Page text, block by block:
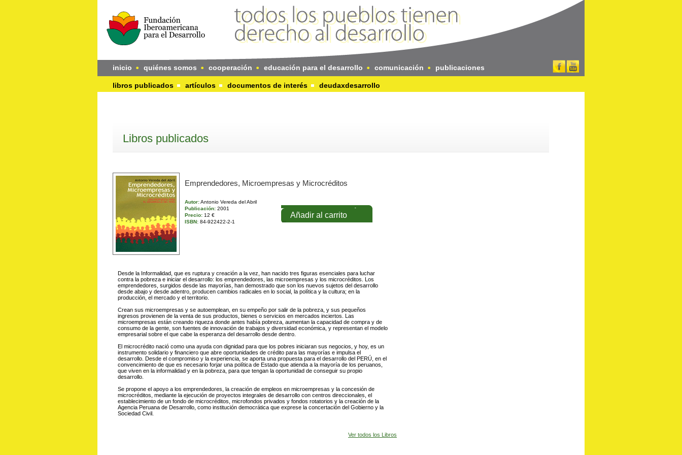
inicio quiénes somos cooperación educación para el desarrollo comunicación publicaciones
libros publicados artículos documentos de interés deudaxdesarrollo
Libros publicados
Emprendedores, Microempresas y Microcréditos
Autor:Antonio Vereda del Abril
Publicación: 2001
Precio: 12 €
ISBN: 84-922422-2-1
Añadir al carrito
Desde la Informalidad, que es ruptura y creación a la vez, han nacido tres figuras esenciales para luchar
contra la pobreza e iniciar el desarrollo: los emprendedores, las microempresas y los microcréditos. Los
emprendedores, surgidos desde las mayorías, han demostrado que son los nuevos sujetos del desarrollo
desde abajo y desde adentro, producen cambios radicales en lo social, la política y la cultura; en la
producción, el mercado y el territorio.
Crean sus microempresas y se autoemplean, en su empeño por salir de la pobreza, y sus pequeños
ingresos provienen de la venta de sus productos, bienes o servicios en mercados inciertos. Las
microempresas están creando riqueza donde antes había pobreza, aumentan la capacidad de compra y de
consumo de la gente, son fuentes de innovación de trabajos y diversidad económica, y representan el modelo
empresarial sobre el que cabe la esperanza del desarrollo desde dentro.
El microcrédito nació como una ayuda con dignidad para que los pobres iniciaran sus negocios, y hoy, es un
instrumento solidario y financiero que abre oportunidades de crédito para las mayorías e impulsa el
desarrollo. Desde el compromiso y la experiencia, se aporta una propuesta para el desarrollo del PERÚ, en el
convencimiento de que es necesario forjar una política de Estado que atienda a la mayoría de los peruanos,
que viven en la informalidad y en la pobreza, para que tengan la oportunidad de conseguir su propio
desarrollo.
Se propone el apoyo a los emprendedores, la creación de empleos en microempresas y la concesión de
microcréditos, mediante la ejecución de proyectos integrales de desarrollo con centros direccionales, el
establecimiento de un fondo de microcréditos, microfondos privados y fondos rotatorios y la creación de la
Agencia Peruana de Desarrollo, como institución democrática que exprese la concertación del Gobierno y la
Sociedad Civil.
Ver todos los Libros